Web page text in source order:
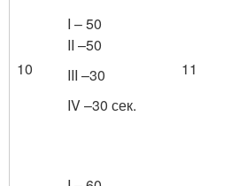
10
I – 50
II –50
III –30
IV –30 сек.
11